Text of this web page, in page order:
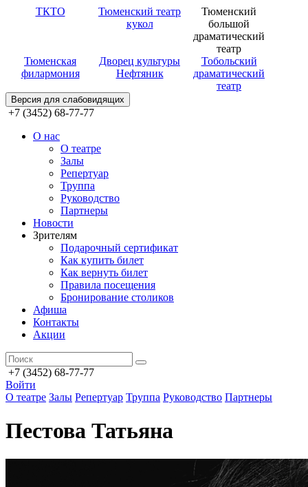
ТКТО
Тюменский театр
кукол
Тюменский
большой
драматический
театр
Тюменская
филармония
Дворец культуры
Нефтяник
Тобольский
драматический
театр
Версия для слабовидящих
+7 (3452) 68-77-77
О нас
О театре
Залы
Репертуар
Труппа
Руководство
Партнеры
Новости
Зрителям
Подарочный сертификат
Как купить билет
Как вернуть билет
Правила посещения
Бронирование столиков
Афиша
Контакты
Акции
+7 (3452) 68-77-77
Войти
О театре Залы Репертуар Труппа Руководство Партнеры
Пестова Татьяна